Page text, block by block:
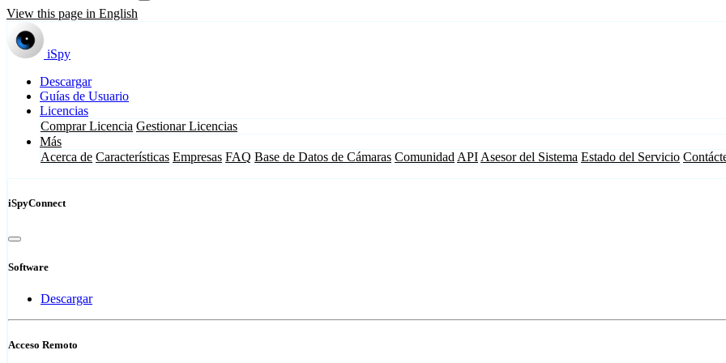
View this page in English
iSpy
Descargar
Guías de Usuario
Licencias
Comprar Licencia Gestionar Licencias
Más
Acerca de Características Empresas FAQ Base de Datos de Cámaras Comunidad API Asesor del Sistema Estado del Servicio
iSpyConnect
Software
Descargar
Acceso Remoto